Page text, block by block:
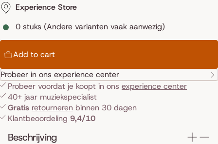
Experience Store
0 stuks (Andere varianten vaak aanwezig)
Add to cart
Probeer in ons experience center
Probeer voordat je koopt in ons experience center
40+ jaar muziekspecialist
Gratis retourneren binnen 30 dagen
Klantbeoordeling 9,4/10
Beschrijving